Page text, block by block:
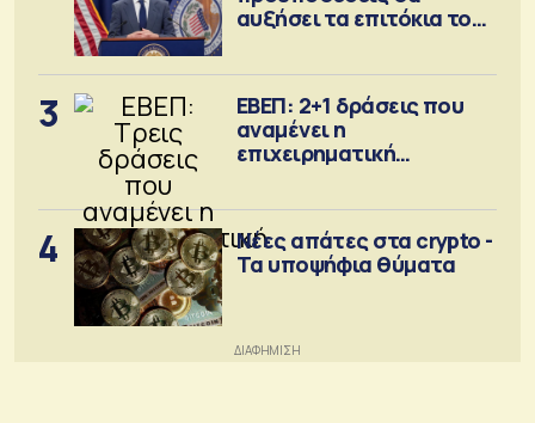
αυξήσει τα επιτόκια τον
3
ΕΒΕΠ: 2+1 δράσεις που
αναμένει η
επιχειρηματική
4
Νέες απάτες στα crypto -
Τα υποψήφια θύματα